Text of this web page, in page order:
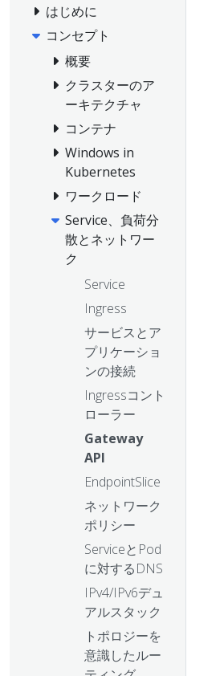
はじめに
コンセプト
概要
クラスターのア
ーキテクチャ
コンテナ
Windows in
Kubernetes
ワークロード
Service、負荷分
散とネットワー
ク
Service
Ingress
サービスとア
プリケーショ
ンの接続
Ingressコント
ローラー
Gateway
API
EndpointSlice
ネットワーク
ポリシー
ServiceとPod
に対するDNS
IPv4/IPv6デュ
アルスタック
トポロジーを
意識したルー